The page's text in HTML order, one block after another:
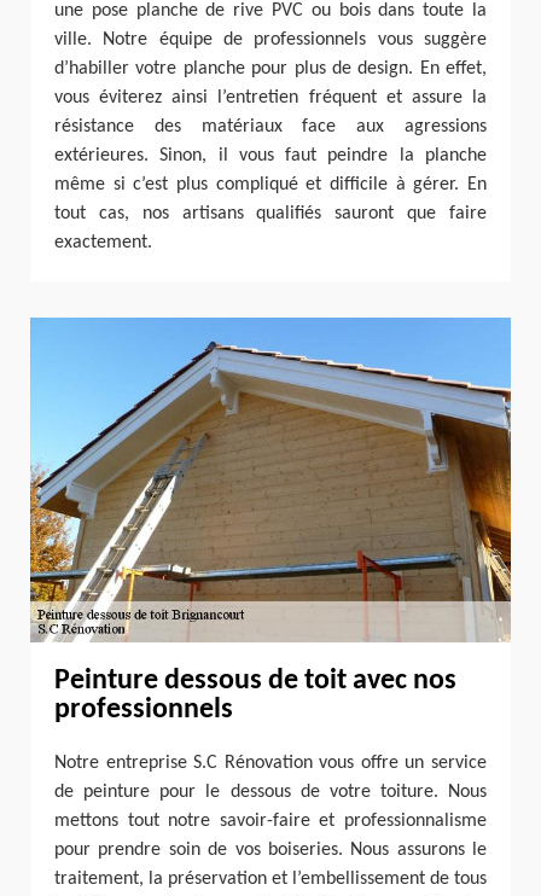
une pose planche de rive PVC ou bois dans toute la
ville. Notre équipe de professionnels vous suggère
d’habiller votre planche pour plus de design. En effet,
vous éviterez ainsi l’entretien fréquent et assure la
résistance des matériaux face aux agressions
extérieures. Sinon, il vous faut peindre la planche
même si c’est plus compliqué et difficile à gérer. En
tout cas, nos artisans qualifiés sauront que faire
exactement.
Peinture dessous de toit avec nos
professionnels
Notre entreprise S.C Rénovation vous offre un service
de peinture pour le dessous de votre toiture. Nous
mettons tout notre savoir-faire et professionnalisme
pour prendre soin de vos boiseries. Nous assurons le
traitement, la préservation et l’embellissement de tous